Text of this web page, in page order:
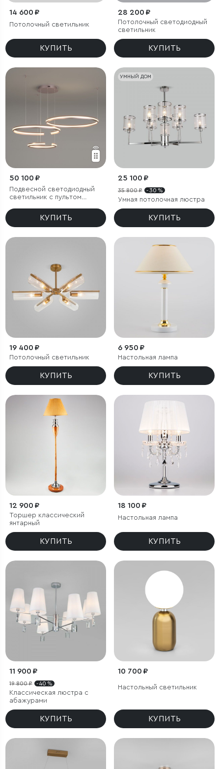
14 600 ₽
Потолочный светильник
КУПИТЬ
28 200 ₽
Потолочный светодиодный
светильник
КУПИТЬ
50 100 ₽
Подвесной светодиодный
светильник с пультом
КУПИТЬ
УМНЫЙ ДОМ
25 100 ₽
35 800 ₽ - 30 %
Умная потолочная люстра
КУПИТЬ
19 400 ₽
Потолочный светильник
КУПИТЬ
6 950 ₽
Настольная лампа
КУПИТЬ
12 900 ₽
Торшер классический
янтарный
КУПИТЬ
18 100 ₽
Настольная лампа
КУПИТЬ
11 900 ₽
19 800 ₽ - 40 %
Классическая люстра с
абажурами
КУПИТЬ
10 700 ₽
Настольный светильник
КУПИТЬ